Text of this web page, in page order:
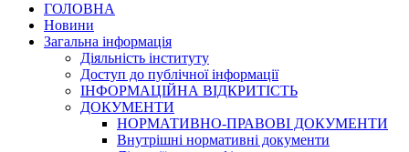
ГОЛОВНА
Новини
Загальна інформація
Діяльність інституту
Доступ до публічної інформації
ІНФОРМАЦІЙНА ВІДКРИТІСТЬ
ДОКУМЕНТИ
НОРМАТИВНО-ПРАВОВІ ДОКУМЕНТИ
Внутрішні нормативні документи